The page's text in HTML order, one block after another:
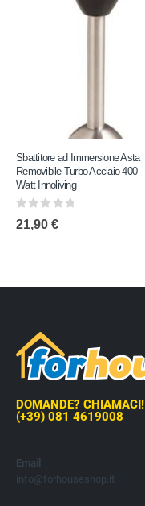
Sbattitore ad Immersione Asta
Removibile Turbo Acciaio 400
Watt Innoliving
0 out of 5
21,90 €
DOMANDE? CHIAMACI!
(+39) 081 4619008
Email
info@forhouseshop.it